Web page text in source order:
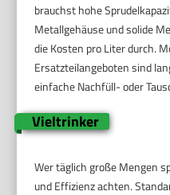
brauchst hohe
Metallgehäuse und solide
die Kosten pro Liter durch.
Ersatzteilangeboten sind
einfache Nachfüll- oder
Vieltrinker
Wer täglich große Mengen
und Effizienz achten.